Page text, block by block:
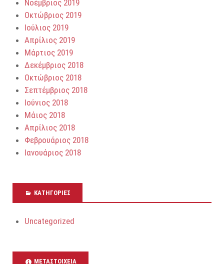
Νοέμβριος 2019
Οκτώβριος 2019
Ιούλιος 2019
Απρίλιος 2019
Μάρτιος 2019
Δεκέμβριος 2018
Οκτώβριος 2018
Σεπτέμβριος 2018
Ιούνιος 2018
Μάιος 2018
Απρίλιος 2018
Φεβρουάριος 2018
Ιανουάριος 2018
KΑΤΗΓΟΡΊΕΣ
Uncategorized
ΜΕΤΑΣΤΟΙΧΕΊΑ